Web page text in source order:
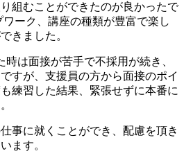
組むことができたのが良かったで
ーク、講座の種類が豊富で楽し
きました。
は面接が苦手で不採用が続き、
すが、支援員の方から面接のポイ
練習した結果、緊張せずに本番に
事に就くことができ、配慮を頂き
ます。